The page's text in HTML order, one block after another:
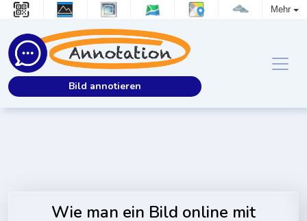
Mehr
Bild annotieren
Wie man ein Bild online mit